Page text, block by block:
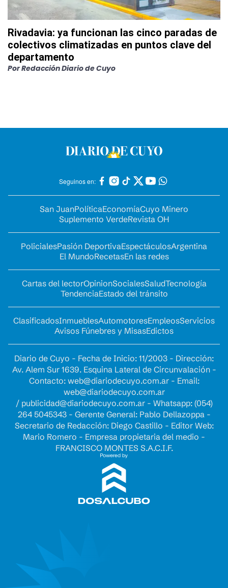
Rivadavia: ya funcionan las cinco paradas de
colectivos climatizadas en puntos clave del
departamento
PorRedacción Diario de Cuyo
Seguinos en:
San JuanPolíticaEconomíaCuyo Minero
Suplemento VerdeRevista OH
PolicialesPasión DeportivaEspectáculosArgentina
El MundoRecetasEn las redes
Cartas del lectorOpinionSocialesSaludTecnología
TendenciaEstado del tránsito
ClasificadosInmueblesAutomotoresEmpleosServicios
Avisos Fúnebres y MisasEdictos
Diario de Cuyo - Fecha de Inicio: 11/2003 - Dirección:
Av. Alem Sur 1639. Esquina Lateral de Circunvalación -
Contacto: web@diariodecuyo.com.ar- Email:
web@diariodecuyo.com.ar
/ publicidad@diariodecuyo.com.ar- Whatsapp: (054)
264 5045343 - Gerente General: Pablo Dellazoppa -
Secretario de Redacción: Diego Castillo - Editor Web:
Mario Romero - Empresa propietaria del medio -
FRANCISCO MONTES S.A.C.I.F.